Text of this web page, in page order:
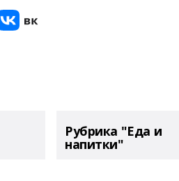
Рубрика "Еда и
напитки"